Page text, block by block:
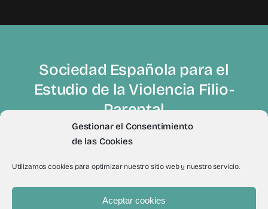
Gestionar el Consentimiento
de las Cookies
Utilizamos cookies para optimizar nuestro sitio web y nuestro servicio.
Aceptar cookies
Sociedad Española para el
Estudio de la Violencia Filio-
Parental